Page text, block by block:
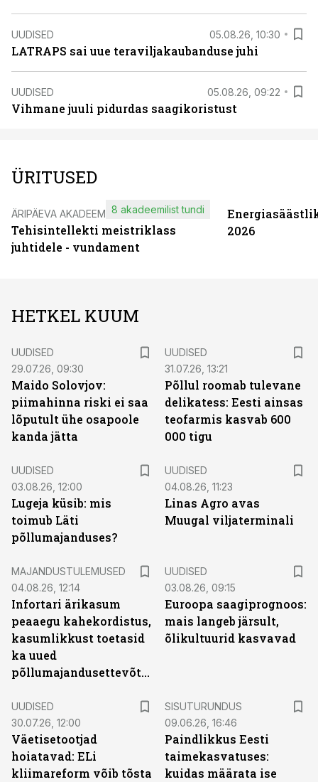
UUDISED 05.08.26, 10:30
LATRAPS sai uue teraviljakaubanduse juhi
UUDISED 05.08.26, 09:22
Vihmane juuli pidurdas saagikoristust
ÜRITUSED
ÄRIPÄEVA AKADEEMIA
Tehisintellekti meistriklass
juhtidele - vundament
8 akadeemilist tundi
2026
HETKEL KUUM
UUDISED
29.07.26, 09:30
Maido Solovjov:
piimahinna riski ei saa
lõputult ühe osapoole
kanda jätta
UUDISED
31.07.26, 13:21
Põllul roomab tulevane
delikatess: Eesti ainsas
teofarmis kasvab 600
000 tigu
UUDISED
03.08.26, 12:00
Lugeja küsib: mis
toimub Läti
põllumajanduses?
UUDISED
04.08.26, 11:23
Linas Agro avas
Muugal viljaterminali
MAJANDUSTULEMUSED
04.08.26, 12:14
Infortari ärikasum
peaaegu kahekordistus,
kasumlikkust toetasid
ka uued
põllumajandusettevõtted
UUDISED
03.08.26, 09:15
Euroopa saagiprognoos:
mais langeb järsult,
õlikultuurid kasvavad
UUDISED
30.07.26, 12:00
Väetisetootjad
hoiatavad: ELi
kliimareform võib tõsta
SISUTURUNDUS
09.06.26, 16:46
Paindlikkus Eesti
taimekasvatuses:
kuidas määrata ise